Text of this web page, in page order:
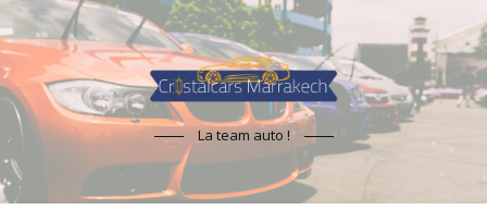
La team auto !